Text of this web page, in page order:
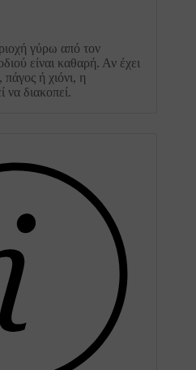
γύρω από τον
είναι καθαρή. Αν έχει
ή χιόνι, η
να διακοπεί.